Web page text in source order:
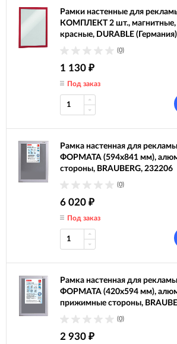
Рамки настенные для
КОМПЛЕКТ 2 шт., магнитные,
красные, DURABLE
(0)
1 130 ₽
Под заказ
Рамка настенная для
ФОРМАТА (594х841 мм),
стороны, BRAUBERG, 232206
(0)
6 020 ₽
Под заказ
Рамка настенная для
ФОРМАТА (420х594 мм),
прижимные стороны,
(0)
2 930 ₽